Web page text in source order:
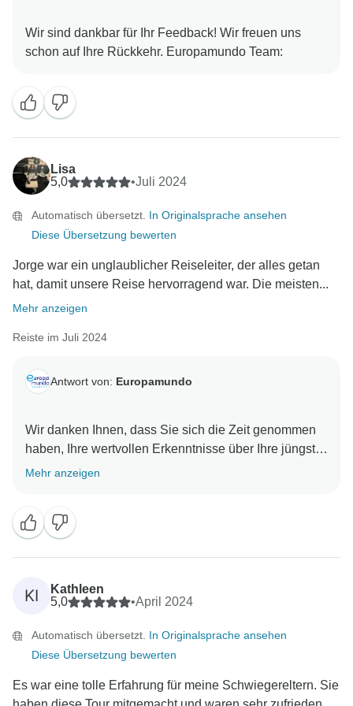
Wir sind dankbar für Ihr Feedback! Wir freuen uns
Lisa
5,0
•Juli 2024
Automatisch übersetzt. In Originalsprache ansehen
Diese Übersetzung bewerten
Jorge war ein unglaublicher Reiseleiter, der alles getan
hat, damit unsere Reise hervorragend war. Die meisten...
Mehr anzeigen
Reiste im Juli 2024
Antwort von: Europamundo
Wir danken Ihnen, dass Sie sich die Zeit genommen
haben, Ihre wertvollen Erkenntnisse über Ihre jüngste
Reise mit uns zu teilen. Wir sind hocherfreut zu
Mehr anzeigen
KI
Kathleen
5,0
•April 2024
Automatisch übersetzt. In Originalsprache ansehen
Diese Übersetzung bewerten
Es war eine tolle Erfahrung für meine Schwiegereltern. Sie